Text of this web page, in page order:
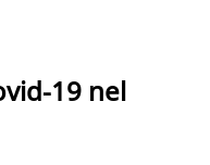
19 nel